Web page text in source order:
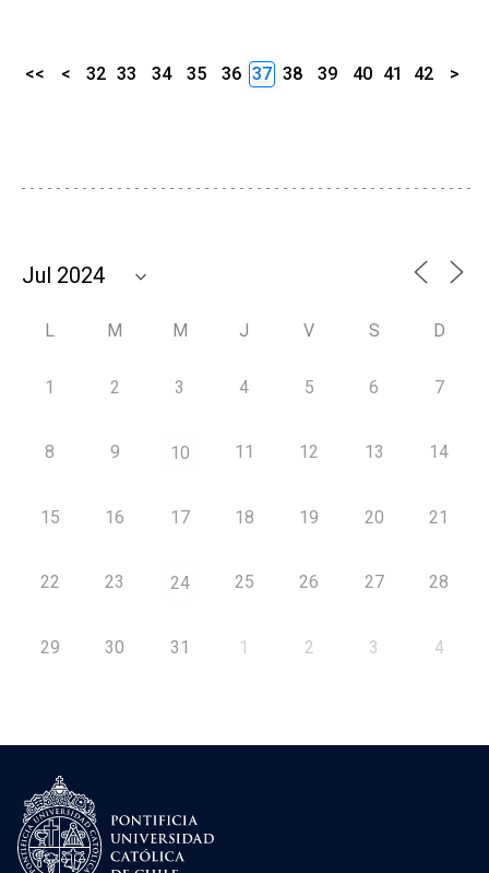
<< < 32 33 34 35 36 37 38 39 40 41 42 >
L M M J V S D
1 2 3 4 5 6 7
8 9 10 11 12 13 14
15 16 17 18 19 20 21
22 23 24 25 26 27 28
29 30 31 1 2 3 4